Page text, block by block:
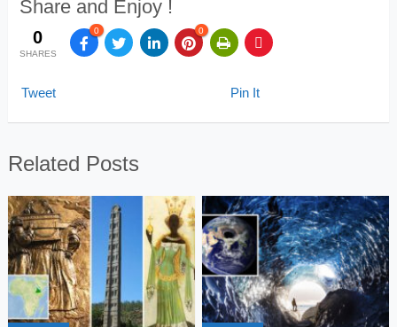
Share and Enjoy !
0
SHARES
0 0
Tweet Pin It
Related Posts